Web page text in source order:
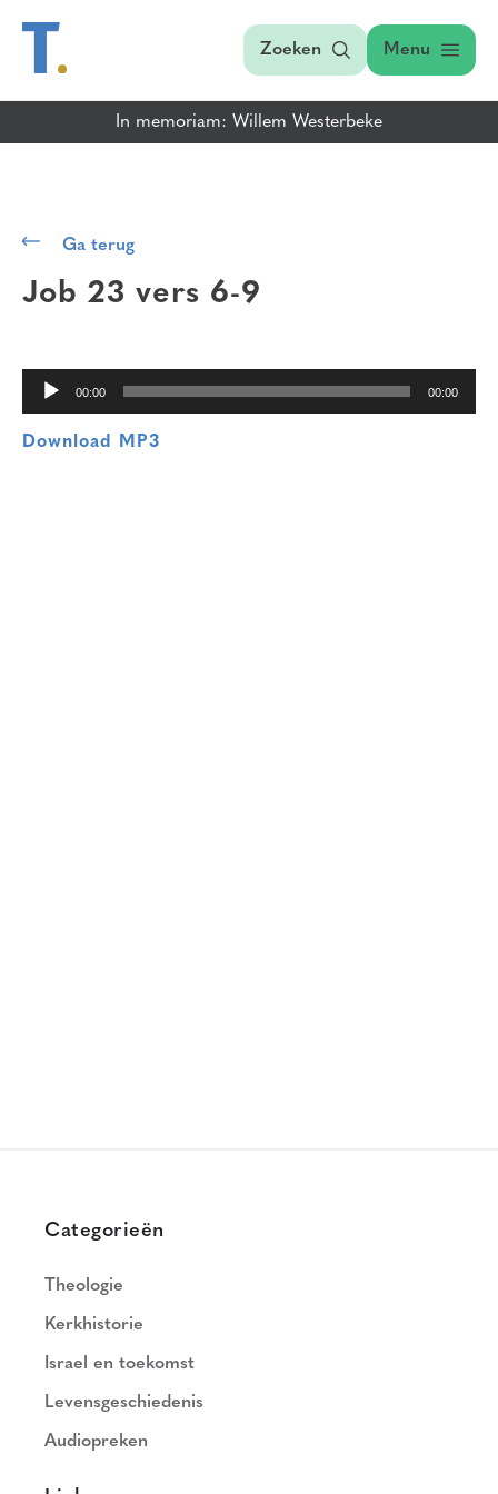
Zoeken Menu
In memoriam: Willem Westerbeke
Ga terug
Job 23 vers 6-9
00:00 00:00
Download MP3
Categorieën
Theologie
Kerkhistorie
Israel en toekomst
Levensgeschiedenis
Audiopreken